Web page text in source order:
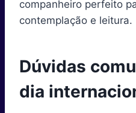
companheiro perfeito
contemplação e leitura.
Dúvidas
dia